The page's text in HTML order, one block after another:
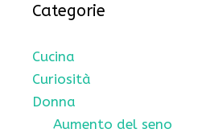
Categorie
Cucina
Curiosità
Donna
Aumento del seno